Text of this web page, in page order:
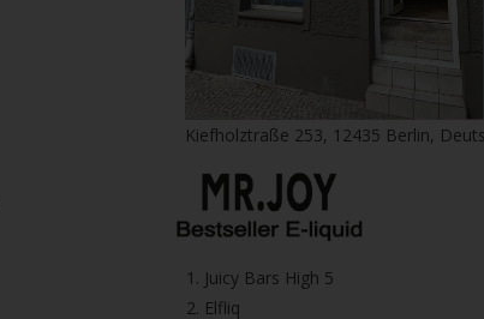
Kiefholztraße 253, 12435 Berlin,
1.⁠ ⁠Juicy Bars High 5
2.⁠ ⁠⁠Elfliq